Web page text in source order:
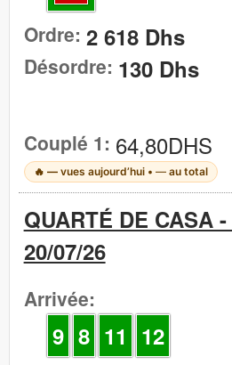
Ordre: 2 618 Dhs
Désordre: 130 Dhs
Couplé 1: 64,80DHS
🔥 —vues aujourd’hui • —au total
QUARTÉ DE CASA
20/07/26
Arrivée:
9 8 11 12